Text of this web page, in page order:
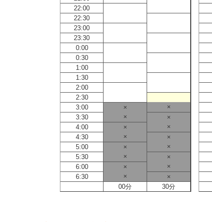
22:00
22:30
23:00
23:30
0:00
0:30
1:00
1:30
2:00
2:30
3:00
×
×
3:30
×
×
4:00
×
×
4:30
×
×
5:00
×
×
5:30
×
×
6:00
×
×
6:30
×
×
00分
30分